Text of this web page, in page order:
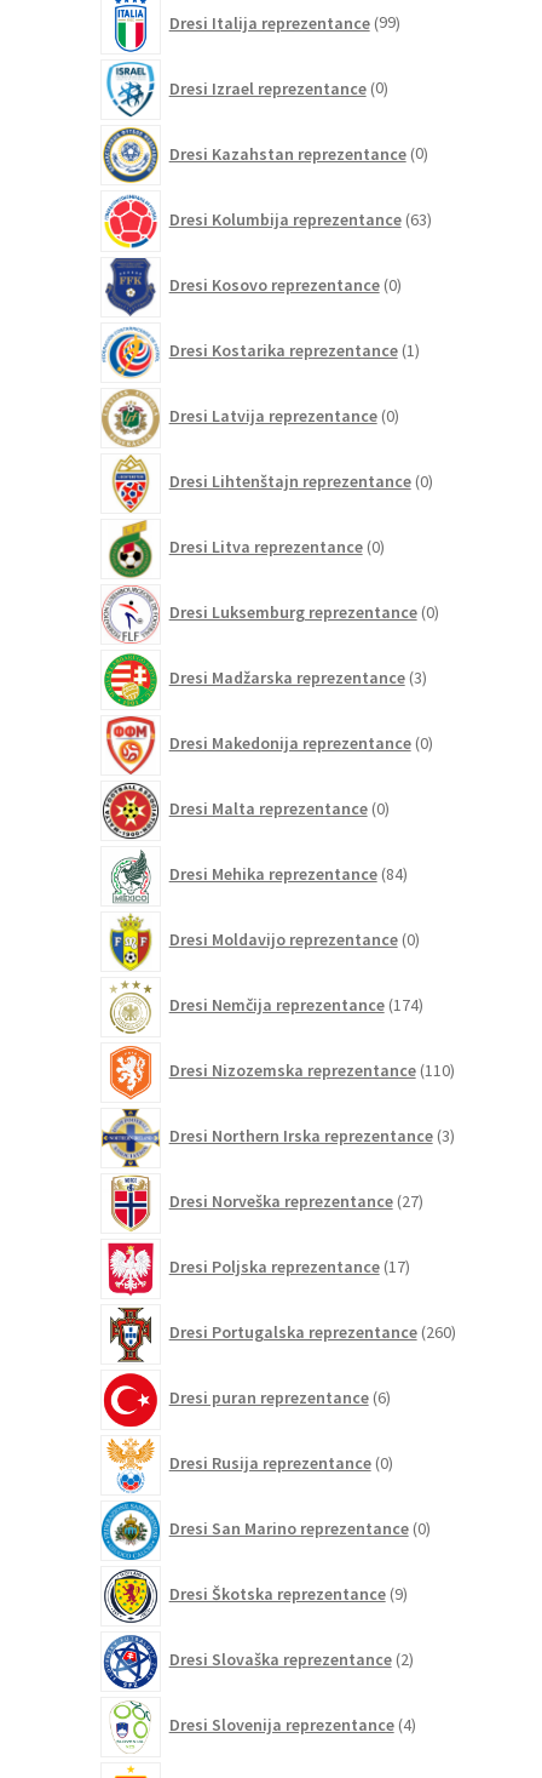
Dresi Italija reprezentance 99izdelkov
Dresi Izrael reprezentance 0izdelkov
Dresi Kazahstan reprezentance 0izdelkov
Dresi Kolumbija reprezentance 63izdelkov
Dresi Kosovo reprezentance 0izdelkov
Dresi Kostarika reprezentance 1izdelek
Dresi Latvija reprezentance 0izdelkov
Dresi Lihtenštajn reprezentance 0izdelkov
Dresi Litva reprezentance 0izdelkov
Dresi Luksemburg reprezentance 0izdelkov
Dresi Madžarska reprezentance 3izdelki
Dresi Makedonija reprezentance 0izdelkov
Dresi Malta reprezentance 0izdelkov
Dresi Mehika reprezentance 84izdelkov
Dresi Moldavijo reprezentance 0izdelkov
Dresi Nemčija reprezentance 174izdelkov
Dresi Nizozemska reprezentance 110izdelkov
Dresi Northern Irska reprezentance 3izdelki
Dresi Norveška reprezentance 27izdelkov
Dresi Poljska reprezentance 17izdelkov
Dresi Portugalska reprezentance 260izdelkov
Dresi puran reprezentance 6izdelkov
Dresi Rusija reprezentance 0izdelkov
Dresi San Marino reprezentance 0izdelkov
Dresi Škotska reprezentance 9izdelkov
Dresi Slovaška reprezentance 2izdelka
Dresi Slovenija reprezentance 4izdelki